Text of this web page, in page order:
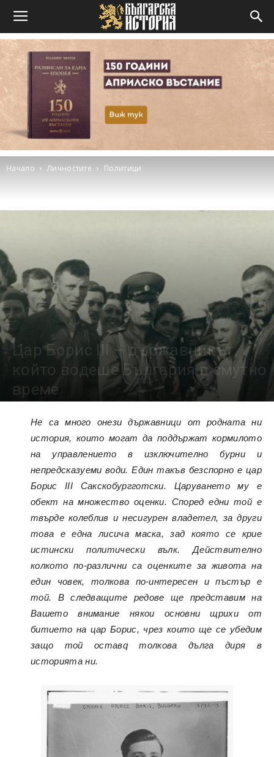
Начало Личностите Политици
Цар Борис III – държавникът,
който водеше България в смутно
време
Не са много онези държавници от родната ни
история, които могат да поддържат кормилото
на управлението в изключително бурни и
непредсказуеми води. Един такъв безспорно е цар
Борис III Сакскобургготски. Царуването му е
обект на множество оценки. Според едни той е
твърде колеблив и несигурен владетел, за други
това е една лисича маска, зад която се крие
истински политически вълк. Действително
колкото по-различни са оценките за живота на
един човек, толкова по-интересен и пъстър е
той. В следващите редове ще представим на
Вашето внимание някои основни щрихи от
битието на цар Борис, чрез които ще се убедим
защо той оставq толкова дълга диря в
историята ни.